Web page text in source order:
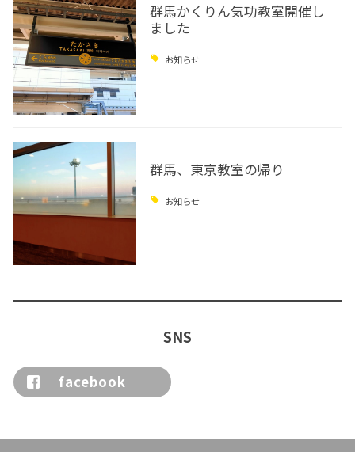
群馬かくりん気功教室開催し
ました
お知らせ
群馬、東京教室の帰り
お知らせ
SNS
facebook